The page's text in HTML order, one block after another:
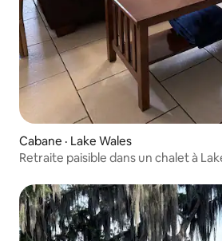
Cabane · Lake Wales
Retraite paisible dans un chalet à